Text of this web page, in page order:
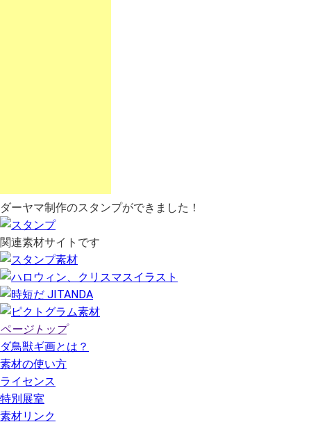
ダーヤマ制作のスタンプができました！
関連素材サイトです
ページトップ
ダ鳥獣ギ画とは？
素材の使い方
ライセンス
特別展室
素材リンク